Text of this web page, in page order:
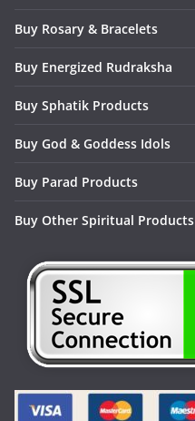
Buy Rosary & Bracelets
Buy Energized Rudraksha
Buy Sphatik Products
Buy God & Goddess Idols
Buy Parad Products
Buy Other Spiritual Products